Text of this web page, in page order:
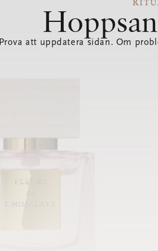
Prova att uppdatera sidan. Om